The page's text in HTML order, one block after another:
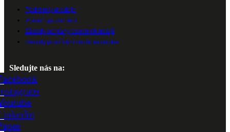
Podmínky prodeje
Právní upozornění
Zásady ochrany osobních údajů
Zásady používání souborů cookie
Sledujte nás na: